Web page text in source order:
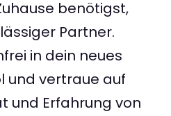
benötigst,
Partner.
in dein neues
und vertraue auf
und Erfahrung von